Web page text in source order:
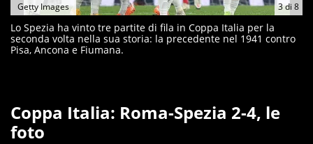
3di 8
Getty Images
Lo Spezia ha vinto tre partite di fila in Coppa Italia per la
seconda volta nella sua storia: la precedente nel 1941 contro
Pisa, Ancona e Fiumana.
Coppa Italia: Roma-Spezia 2-4, le
foto